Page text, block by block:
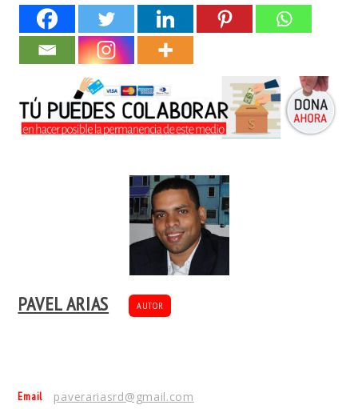
PAVEL ARIAS AUTOR
Email paverariasrd@gmail.com